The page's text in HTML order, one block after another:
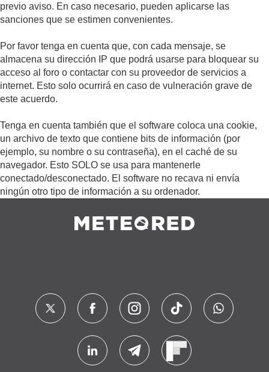
previo aviso. En caso necesario, pueden aplicarse las
sanciones que se estimen convenientes.
Por favor tenga en cuenta que, con cada mensaje, se
almacena su dirección IP que podrá usarse para bloquear su
acceso al foro o contactar con su proveedor de servicios a
internet. Esto solo ocurrirá en caso de vulneración grave de
este acuerdo.
Tenga en cuenta también que el software coloca una cookie,
un archivo de texto que contiene bits de información (por
ejemplo, su nombre o su contraseña), en el caché de su
navegador. Esto SOLO se usa para mantenerle
conectado/desconectado. El software no recava ni envía
ningún otro tipo de información a su ordenador.